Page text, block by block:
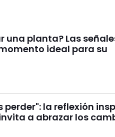
planta? Las
ideal para su
perder": la reflexión
a abrazar los